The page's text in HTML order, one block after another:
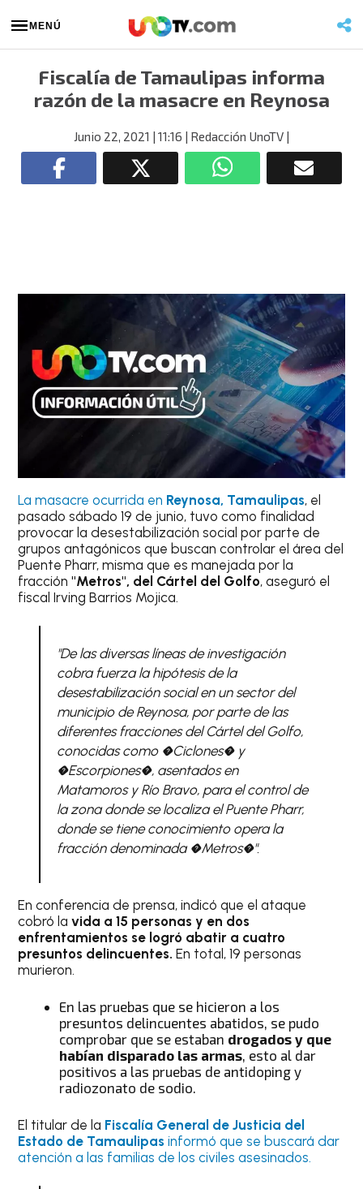
MENÚ
Fiscalía de Tamaulipas informa
razón de la masacre en Reynosa
Junio 22, 2021 | 11:16 | Redacción UnoTV |
La masacre ocurrida en Reynosa, Tamaulipas, el
pasado sábado 19 de junio, tuvo como finalidad
provocar la desestabilización social por parte de
grupos antagónicos que buscan controlar el área del
Puente Pharr, misma que es manejada por la
fracción"Metros", del Cártel del Golfo, aseguró el
fiscal Irving Barrios Mojica.
"De las diversas líneas de investigación
cobra fuerza la hipótesis de la
desestabilización social en un sector del
municipio de Reynosa, por parte de las
diferentes fracciones del Cártel del Golfo,
conocidas como �Ciclones� y
�Escorpiones�, asentados en
Matamoros y Río Bravo, para el control de
la zona donde se localiza el Puente Pharr,
donde se tiene conocimiento opera la
fracción denominada �Metros�".
En conferencia de prensa, indicó que el ataque
cobró lavida a 15 personas y en dos
enfrentamientos se logró abatir a cuatro
presuntos delincuentes. En total, 19 personas
murieron.
En las pruebas que se hicieron a los
presuntos delincuentes abatidos, se pudo
comprobar que se estaban drogados y que
habían disparado las armas, esto al dar
positivos a las pruebas de antidoping y
radiozonato de sodio.
El titular de la Fiscalía General de Justicia del
Estado de Tamaulipas informó que se buscará dar
atención a las familias de los civiles asesinados.